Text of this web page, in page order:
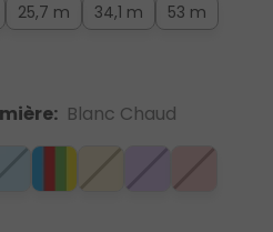
25,7 m 34,1 m
53 m
Blanc Chaud